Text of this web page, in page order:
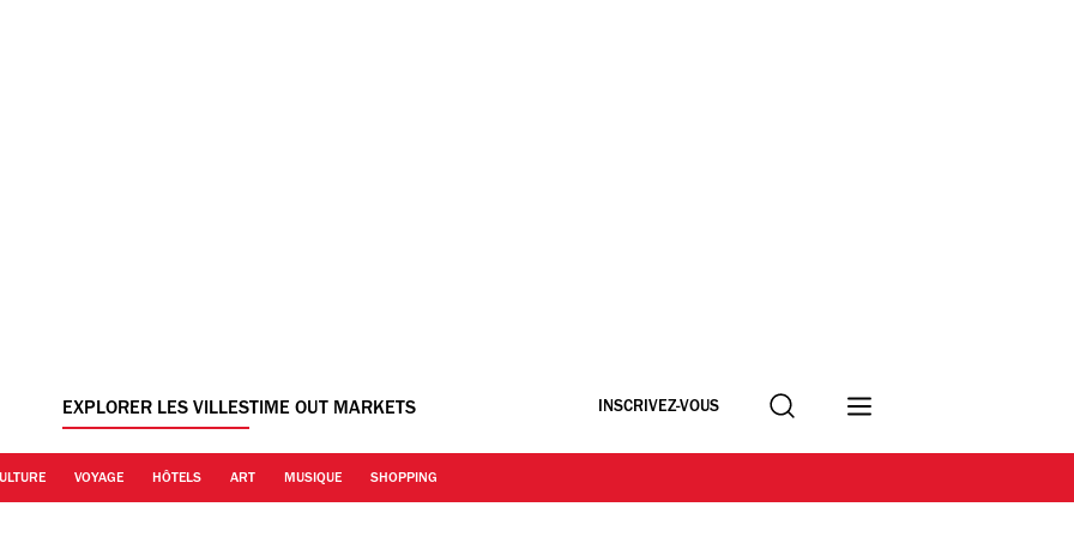
EXPLORER LES VILLESTIME OUT MARKETS INSCRIVEZ-VOUS Recherche
VOYAGE HÔTELS ART MUSIQUE SHOPPING